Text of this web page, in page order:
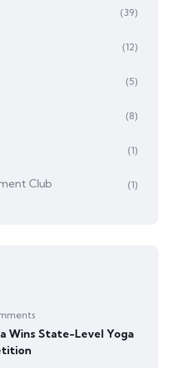
(39)
(12)
(5)
(8)
(1)
Club (1)
Wins State-Level Yoga